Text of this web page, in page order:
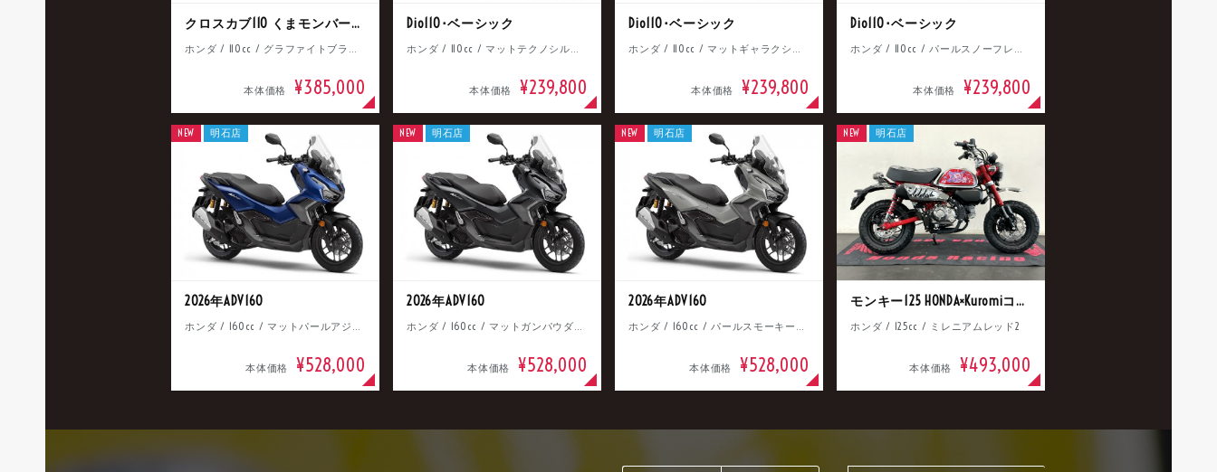
クロスカブ110 くまモンバージョン
本体価格 ¥385,000
Dio110･ベーシック
本体価格 ¥239,800
Dio110･ベーシック
本体価格 ¥239,800
Dio110･ベーシック
本体価格 ¥239,800
2026年ADV160
本体価格 ¥528,000
NEW 明石店
2026年ADV160
本体価格 ¥528,000
NEW 明石店
2026年ADV160
本体価格 ¥528,000
NEW 明石店
モンキー125 HONDA×Kuromiコラボ
ホンダ / 125cc / ミレニアムレッド2
本体価格 ¥493,000
NEW 明石店